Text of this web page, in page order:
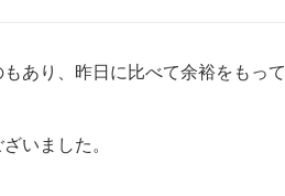
あり、昨日に比べて余裕をもって
いました。